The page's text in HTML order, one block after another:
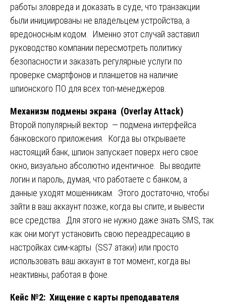
работы зловреда и доказать в суде, что транзакции
были инициированы не владельцем устройства, а
вредоносным кодом. Именно этот случай заставил
руководство компании пересмотреть политику
безопасности и заказать регулярные услуги по
проверке смартфонов и планшетов на наличие
шпионского ПО для всех топ-менеджеров.
Механизм подмены экрана (Overlay Attack)
Второй популярный вектор — подмена интерфейса
банковского приложения. Когда вы открываете
настоящий банк, шпион запускает поверх него свое
окно, визуально абсолютно идентичное. Вы вводите
логин и пароль, думая, что работаете с банком, а
данные уходят мошенникам. Этого достаточно, чтобы
зайти в ваш аккаунт позже, когда вы спите, и вывести
все средства. Для этого не нужно даже знать SMS, так
как они могут установить свою переадресацию в
настройках сим-карты (SS7 атаки) или просто
использовать ваш аккаунт в тот момент, когда вы
неактивны, работая в фоне.
Кейс №2: Хищение с карты преподавателя